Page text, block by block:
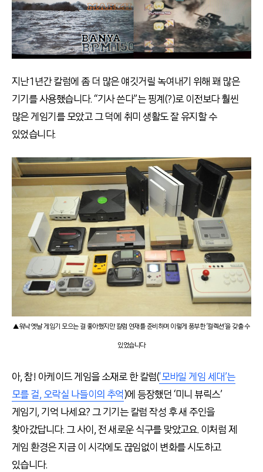
지난 1년간 칼럼에 좀 더 많은 얘깃거릴 녹여내기 위해 꽤 많은
기기를 사용했습니다. “기사 쓴다”는 핑계(?)로 이전보다 훨씬
많은 게임기를 모았고 그 덕에 취미 생활도 잘 유지할 수
있었습니다.
▲워낙 옛날 게임기 모으는 걸 좋아했지만 칼럼 연재를 준비하며 이렇게 풍부한 ‘컬렉션’을 갖출 수
있었습니다
아, 참! 아케이드 게임을 소재로 한 칼럼(‘모바일 게임 세대’는
모를 걸, 오락실 나들이의 추억)에 등장했던 ‘미니 뷰릭스’
게임기, 기억 나세요? 그 기기는 칼럼 작성 후 새 주인을
찾아갔답니다. 그 사이, 전 새로운 식구를 맞았고요. 이처럼 제
게임 환경은 지금 이 시각에도 끊임없이 변화를 시도하고
있습니다.